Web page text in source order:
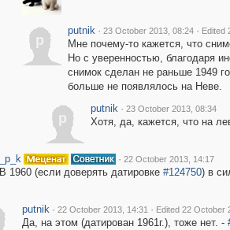
p
putnik · 23 October 2013, 08:24 · Edited
Мне почему-то кажется, что
Но с уверенностью, благодаря
снимок сделан не раньше 1949
больше не появлялось на Неве.
p
putnik · 23 October 2013, 08:34
Хотя, да, кажется, что на
_p_k · 22 October 2013, 14:17
В 1960 (если доверять датировке #124750) в
putnik · 22 October 2013, 14:31 · Edited 22 October
Да, на этом (датирован 1961г.), тоже нет. -